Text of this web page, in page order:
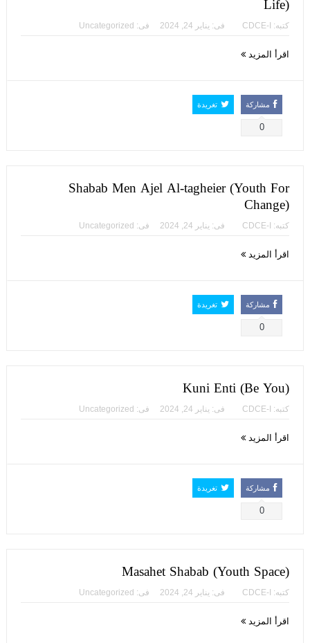
كتبه: CDCE-I فى: يناير 24, 2024 فى: Uncategorized
اقرأ المزيد
مشاركة
0
تغريدة
Shabab Men Ajel Al-tagheier (Youth For
Change)
كتبه: CDCE-I فى: يناير 24, 2024 فى: Uncategorized
اقرأ المزيد
مشاركة
0
تغريدة
Kuni Enti (Be You)
كتبه: CDCE-I فى: يناير 24, 2024 فى: Uncategorized
اقرأ المزيد
مشاركة
0
تغريدة
Masahet Shabab (Youth Space)
كتبه: CDCE-I فى: يناير 24, 2024 فى: Uncategorized
اقرأ المزيد